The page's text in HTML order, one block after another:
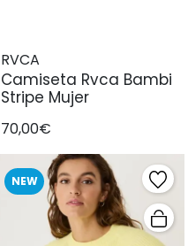
RVCA
Camiseta Rvca Bambi
Stripe Mujer
70,00€
NEW